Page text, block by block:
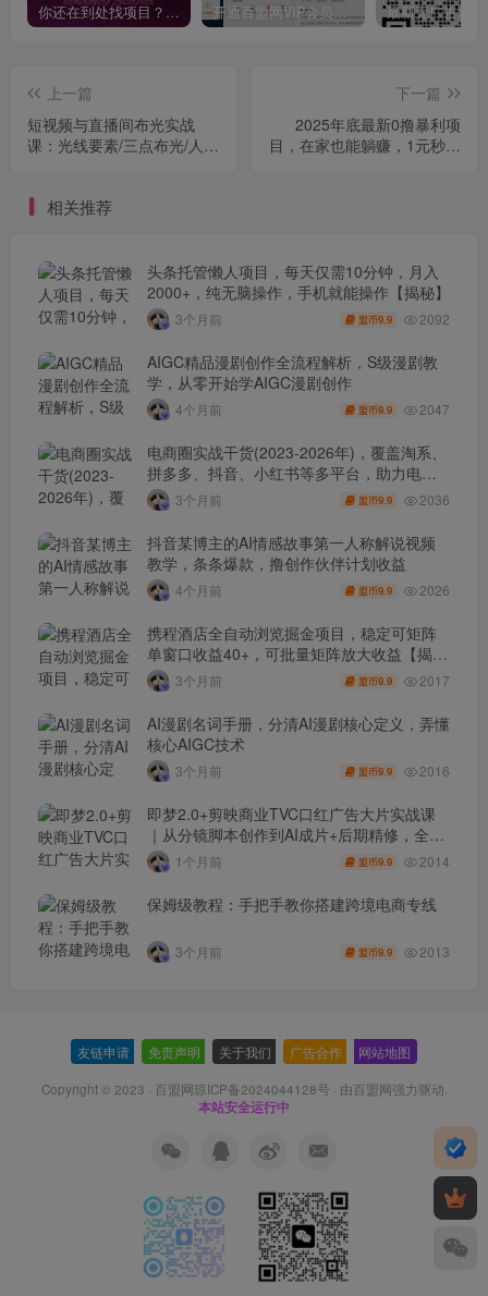
你还在到处找项目？还在当韭菜？我靠卖项目一个月收入5万+，曾经我也是个失败者。 开通百盟网VIP会员，尊享全站资源免费下载，享70%的推广提成！！【限时五折优惠】
上一篇
短视频与直播间布光实战
课：光线要素/三点布光/人像
下一篇
2025年底最新0撸暴利项
目，在家也能躺赚，1元秒提
相关推荐
头条托管懒人项目，每天仅需10分钟，月入
2000+，纯无脑操作，手机就能操作【揭秘】
3个月前 盟币9.9 2092
AIGC精品漫剧创作全流程解析，S级漫剧教
学，从零开始学AIGC漫剧创作
4个月前 盟币9.9 2047
电商圈实战干货(2023-2026年)，覆盖淘系、
拼多多、抖音、小红书等多平台，助力电商
人避开坑、提效率、稳盈利(更新4月)
3个月前 盟币9.9 2036
抖音某博主的AI情感故事第一人称解说视频
教学，条条爆款，撸创作伙伴计划收益
4个月前 盟币9.9 2026
携程酒店全自动浏览掘金项目，稳定可矩阵
单窗口收益40+，可批量矩阵放大收益【揭
秘】3个月前 盟币9.9 2017
AI漫剧名词手册，分清AI漫剧核心定义，弄懂
核心AIGC技术
3个月前 盟币9.9 2016
即梦2.0+剪映商业TVC口红广告大片实战课
｜从分镜脚本创作到AI成片+后期精修，全流
程打造品牌级产品广告
1个月前 盟币9.9 2014
保姆级教程：手把手教你搭建跨境电商专线
3个月前 盟币9.9 2013
友链申请 免责声明 关于我们 广告合作 网站地图
Copyright © 2023 · 百盟网琼ICP备2024044128号 · 由百盟网强力驱动.
本站安全运行中